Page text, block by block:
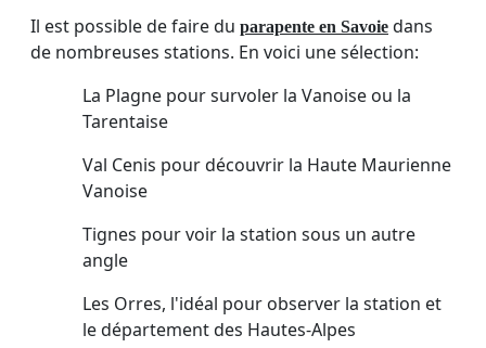
Il est possible de faire du parapente en Savoie dans
de nombreuses stations. En voici une sélection:
La Plagne pour survoler la Vanoise ou la
Tarentaise
Val Cenis pour découvrir la Haute Maurienne
Vanoise
Tignes pour voir la station sous un autre
angle
Les Orres, l'idéal pour observer la station et
le département des Hautes-Alpes